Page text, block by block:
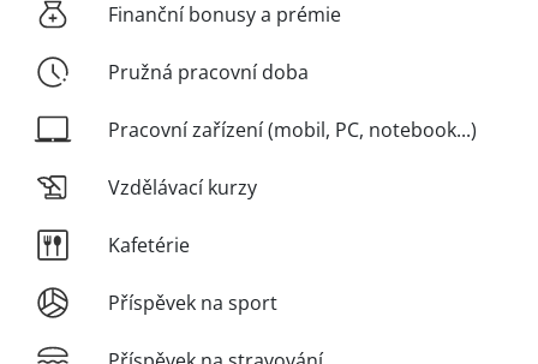
Finanční bonusy a prémie
Pružná pracovní doba
Pracovní zařízení (mobil, PC, notebook...)
Vzdělávací kurzy
Kafetérie
Příspěvek na sport